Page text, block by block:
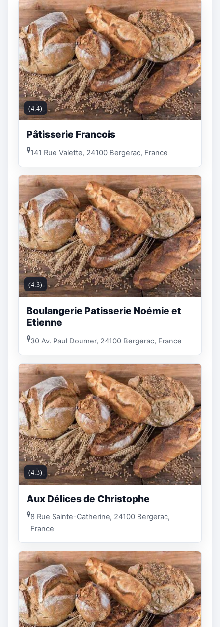
(4.4)
Pâtisserie Francois
141 Rue Valette, 24100 Bergerac, France
(4.3)
Boulangerie Patisserie Noémie et
Etienne
30 Av. Paul Doumer, 24100 Bergerac, France
(4.3)
Aux Délices de Christophe
8 Rue Sainte-Catherine, 24100 Bergerac,
France